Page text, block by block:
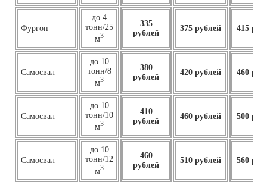
Фургон
до 4
тонн/25
м3
335
рублей
375 рублей 415
Самосвал
до 10
тонн/8
м3
380
рублей
420 рублей 460
Самосвал
до 10
тонн/10
м3
410
рублей
460 рублей 500
Самосвал
до 10
тонн/12
м3
460
рублей
510 рублей 560